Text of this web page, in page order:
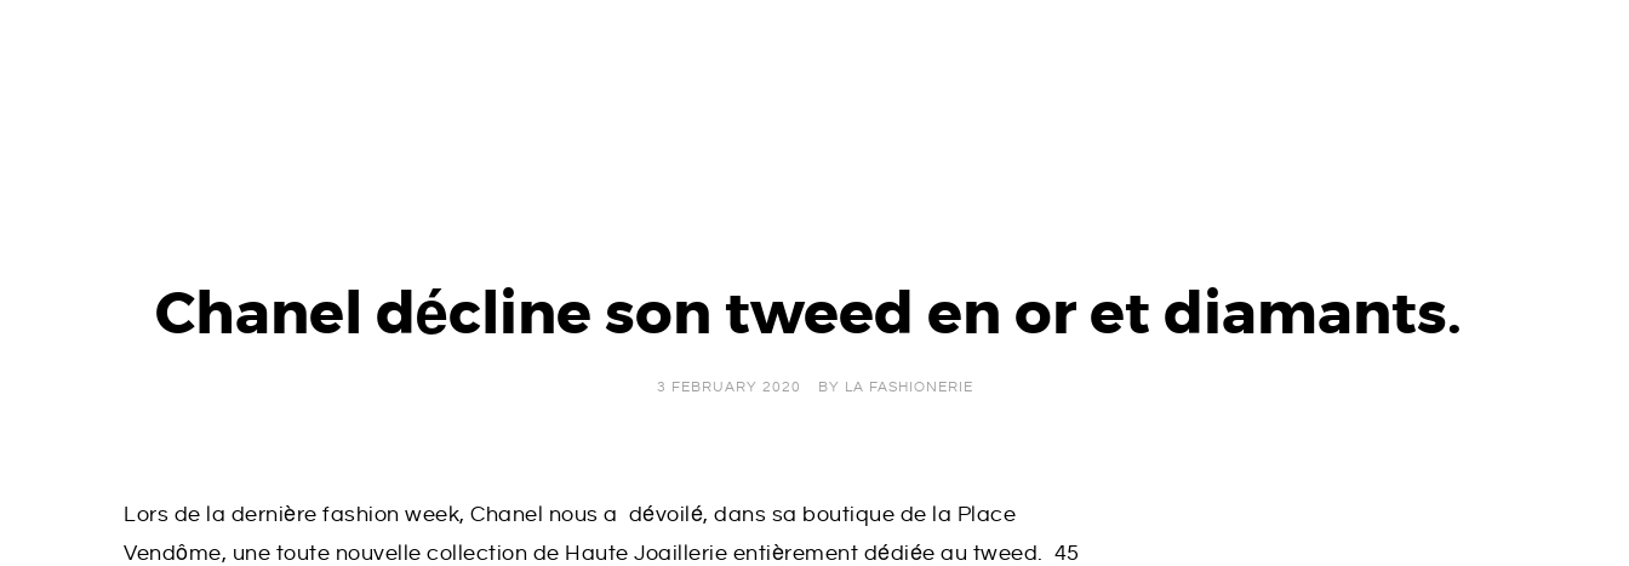
Chanel décline son tweed en or et diamants.
3 FEBRUARY 2020 BY LA FASHIONERIE
Lors de la dernière fashion week, Chanel nous a dévoilé, dans sa boutique de la Place
Vendôme, une toute nouvelle collection de Haute Joaillerie entièrement dédiée au tweed. 45